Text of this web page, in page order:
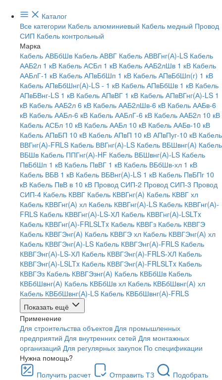
Каталог
Все категории Кабель алюминиевый Кабель медный Провод
СИП Кабель контрольный
Марка
Кабель АВБбШв Кабель АВВГ Кабель АВВГнг(А)-LS Кабель
ААБ2л 1 кВ Кабель АСБл 1 кВ Кабель ААБ2лШв 1 кВ Кабель
ААБлГ-1 кВ Кабель АПвБбШп 1 кВ Кабель АПвБбШп(г) 1 кВ
Кабель АПвБбШнг(А)-LS - 1 кВ Кабель АПвБбШв 1 кВ Кабель
АПвБВнг-LS 1 кВ Кабель АПвВГ 1 кВ Кабель АПвВГнг(А)-LS 1
кВ Кабель ААБ2л 6 кВ Кабель ААБ2лШв-6 кВ Кабель ААБв-6
кВ Кабель ААБл-6 кВ Кабель ААБлГ-6 кВ Кабель ААБ2л 10 кВ
Кабель АСБл 10 кВ Кабель ААБл 10 кВ Кабель ААБв-10 кВ
Кабель АПвБП 10 кВ Кабель АПвП 10 кВ АПвПуг-10 кВ Кабель
ВВГнг(А)-FRLS Кабель ВВГнг(А)-LS Кабель ВБШвнг(А) Кабель
ВБШв Кабель ППГнг(А)-HF Кабель ВБШвнг(А)-LS Кабель
ПвБбШп 1 кВ Кабель ПвВГ 1 кВ Кабель ВБбШв-хл 1 кВ
Кабель ВБВ 1 кВ Кабель ВБВнг(А)-LS 1 кВ Кабель ПвБПг 10
кВ Кабель ПвВ в 10 кВ Провод СИП-2 Провод СИП-3 Провод
СИП-4 Кабель КВВГ Кабель КВВГнг(А) Кабель КВВГ хл
Кабель КВВГнг(А) хл Кабель КВВГнг(А)-LS Кабель КВВГнг(А)-
FRLS Кабель КВВГнг(А)-LS-ХЛ Кабель КВВГнг(А)-LSLTx
Кабель КВВГнг(А)-FRLSLTx Кабель КВВГз Кабель КВВГЭ
Кабель КВВГЭнг(А) Кабель КВВГЭ хл Кабель КВВГЭнг(А) хл
Кабель КВВГЭнг(А)-LS Кабель КВВГЭнг(А)-FRLS Кабель
КВВГЭнг(А)-LS-ХЛ Кабель КВВГЭнг(А)-FRLS-ХЛ Кабель
КВВГЭнг(А)-LSLTx Кабель КВВГЭнг(А)-FRLSLTx Кабель
КВВГЭз Кабель КВВГЭзнг(А) Кабель КВБбШв Кабель
КВБбШвнг(А) Кабель КВБбШв хл Кабель КВБбШвнг(А) хл
Кабель КВБбШвнг(А)-LS Кабель КВБбШвнг(А)-FRLS
Показать ещё
Применение
Для строительства объектов Для промышленных
предприятий Для внутренних сетей Для монтажных
организаций Для регулярных закупок По спецификации
Нужна помощь?
Получить расчет
Отправить ТЗ
Подобрать